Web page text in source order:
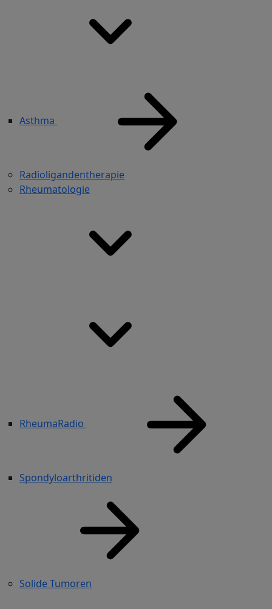
Asthma
Radioligandentherapie
Rheumatologie
RheumaRadio
Spondyloarthritiden
Solide Tumoren